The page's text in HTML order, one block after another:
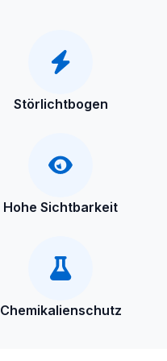
Störlichtbogen
Hohe Sichtbarkeit
Chemikalienschutz